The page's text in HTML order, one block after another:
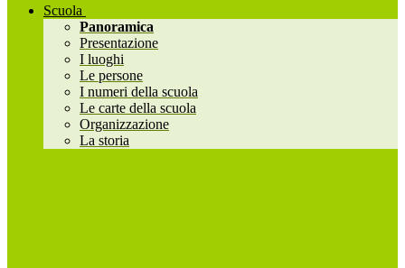
Scuola
Panoramica
Presentazione
I luoghi
Le persone
I numeri della scuola
Le carte della scuola
Organizzazione
La storia